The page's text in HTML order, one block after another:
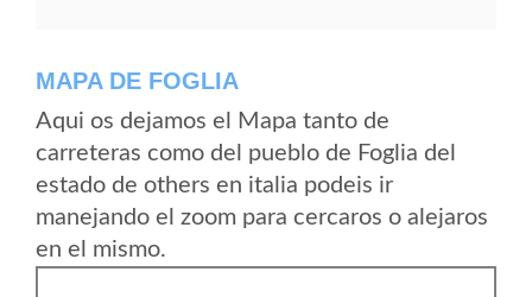
MAPA DE FOGLIA
Aqui os dejamos el Mapa tanto de
carreteras como del pueblo de Foglia del
estado de others en italia podeis ir
manejando el zoom para cercaros o alejaros
en el mismo.